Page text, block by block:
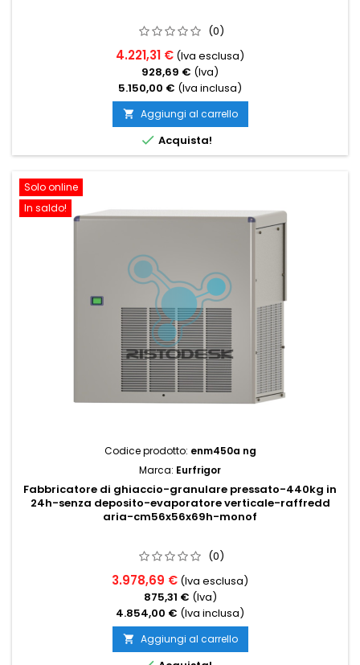
(0)
4.221,31 € (Iva esclusa)
928,69 € (Iva)
5.150,00 € (Iva inclusa)
 Aggiungi al carrello
 Acquista!
Solo online
In saldo!
Codice prodotto: enm450a ng
Marca: Eurfrigor
Fabbricatore di ghiaccio-granulare pressato-440kg in
24h-senza deposito-evaporatore verticale-raffredd
aria-cm56x56x69h-monof
(0)
3.978,69 € (Iva esclusa)
875,31 € (Iva)
4.854,00 € (Iva inclusa)
 Aggiungi al carrello